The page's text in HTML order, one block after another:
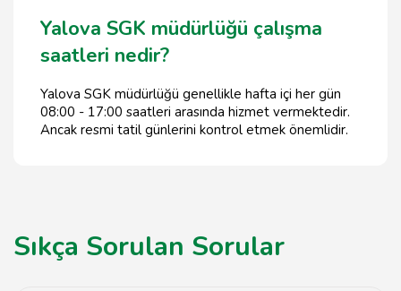
Yalova SGK müdürlüğü çalışma
saatleri nedir?
Yalova SGK müdürlüğü genellikle hafta içi her gün
08:00 - 17:00 saatleri arasında hizmet vermektedir.
Ancak resmi tatil günlerini kontrol etmek önemlidir.
Sıkça Sorulan Sorular